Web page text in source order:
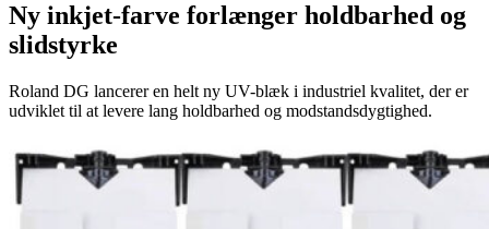
Ny inkjet-farve forlænger holdbarhed og
slidstyrke
Roland DG lancerer en helt ny UV-blæk i industriel kvalitet, der er
udviklet til at levere lang holdbarhed og modstandsdygtighed.